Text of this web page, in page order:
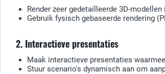
Render zeer gedetailleerde 3D-
Gebruik fysisch gebaseerde rendering
2. Interactieve presentaties
Maak interactieve presentaties
Stuur scenario's dynamisch aan om